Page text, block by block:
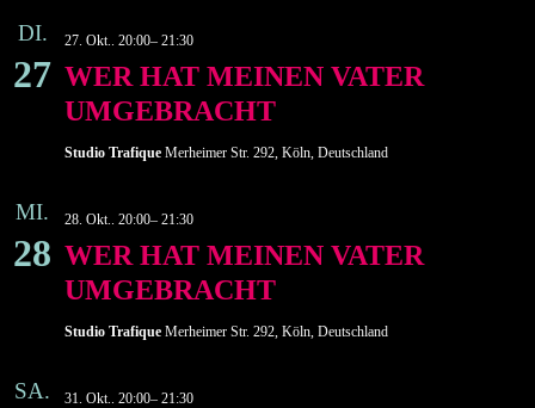
DI.
27 WER HAT MEINEN VATER
UMGEBRACHT
27. Okt.. 20:00– 21:30
Studio Trafique Merheimer Str. 292, Köln, Deutschland
MI.
28 WER HAT MEINEN VATER
UMGEBRACHT
28. Okt.. 20:00– 21:30
Studio Trafique Merheimer Str. 292, Köln, Deutschland
SA. 31. Okt.. 20:00– 21:30